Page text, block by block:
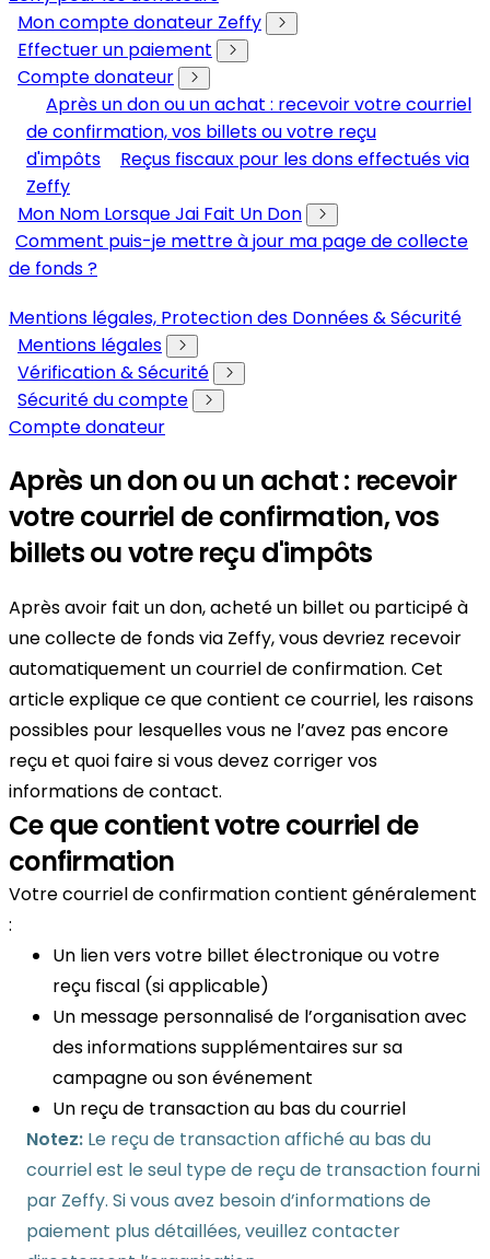
Mon compte donateur Zeffy
Effectuer un paiement
Compte donateur
Après un don ou un achat : recevoir votre courriel
de confirmation, vos billets ou votre reçu
d'impôts
Reçus fiscaux pour les dons effectués via
Zeffy
Mon Nom Lorsque Jai Fait Un Don
Comment puis-je mettre à jour ma page de collecte
de fonds ?
Mentions légales, Protection des Données & Sécurité
Mentions légales
Vérification & Sécurité
Sécurité du compte
Compte donateur
Après un don ou un achat : recevoir
votre courriel de confirmation, vos
billets ou votre reçu d'impôts
Après avoir fait un don, acheté un billet ou participé à
une collecte de fonds via Zeffy, vous devriez recevoir
automatiquement un courriel de confirmation. Cet
article explique ce que contient ce courriel, les raisons
possibles pour lesquelles vous ne l’avez pas encore
reçu et quoi faire si vous devez corriger vos
informations de contact.
Ce que contient votre courriel de
confirmation
Votre courriel de confirmation contient généralement
:
Un lien vers votre billet électronique ou votre
reçu fiscal (si applicable)
Un message personnalisé de l’organisation avec
des informations supplémentaires sur sa
campagne ou son événement
Un reçu de transaction au bas du courriel
Notez: Le reçu de transaction affiché au bas du
courriel est le seul type de reçu de transaction fourni
par Zeffy. Si vous avez besoin d’informations de
paiement plus détaillées, veuillez contacter